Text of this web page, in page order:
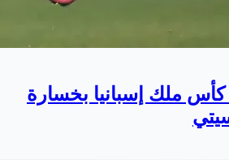
كأس ملك إسبانيا بخسارة